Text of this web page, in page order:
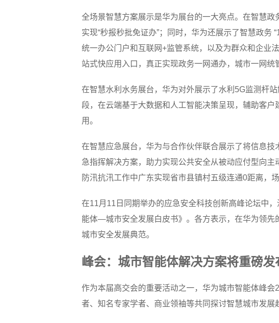
全场景智慧方案展示是华为展台的一大亮点。在智慧
实现“秒报秒批免证办”；同时，华为还展示了智慧政
统一办公门户和互联网+监管系统，以及为群众和企业
站式快应用入口，真正实现政务一网通办，城市一网统
在智慧水利水务展台，华为对外展示了水利5G监测杆
段，在云端基于大数据和人工智能决策呈现，辅助客
用。
在智慧应急展台，华为与合作伙伴联合展示了将信息
急指挥解决方案，助力实现公共安全从被动应付型向
防汛抗汛工作中广东实现省市县镇村五级连通0距离，
在11月11日同期举办的应急安全科技创新高峰论坛中
能体—城市安全发展白皮书》。各方表示，在华为领先
城市安全发展典范。
峰会：城市智能体解决方案将重磅发
作为本届高交会的重要活动之一，华为城市智能体峰
者、知名专家学者、商业领袖等共同探讨智慧城市发